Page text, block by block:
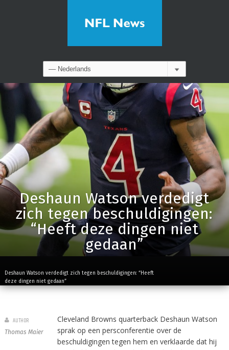
Deshaun Watson verdedigt
zich tegen beschuldigingen:
“Heeft deze dingen niet
gedaan”
Deshaun Watson verdedigt zich tegen beschuldigingen: “Heeft
deze dingen niet gedaan”
Cleveland Browns quarterback Deshaun Watson
sprak op een persconferentie over de
beschuldigingen tegen hem en verklaarde dat hij
AUTHOR
Thomas Maier